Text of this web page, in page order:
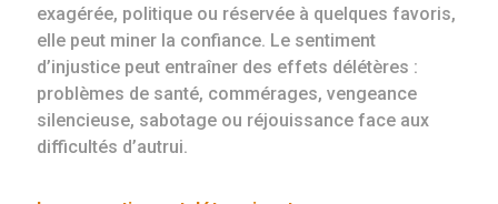
exagérée, politique ou réservée à quelques favoris,
elle peut miner la confiance. Le sentiment
d’injustice peut entraîner des effets délétères :
problèmes de santé, commérages, vengeance
silencieuse, sabotage ou réjouissance face aux
difficultés d’autrui.